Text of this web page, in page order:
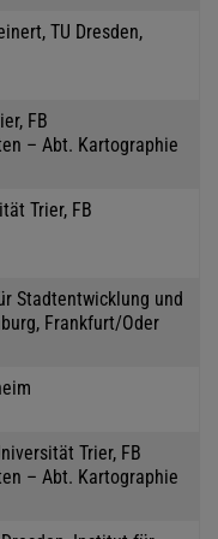
TU Dresden,
FB
– Abt. Kartographie
Trier, FB
Stadtentwicklung und
Frankfurt/Oder
Trier, FB
– Abt. Kartographie